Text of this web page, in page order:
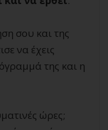
σου και της
να έχεις
της και η
ώρες;